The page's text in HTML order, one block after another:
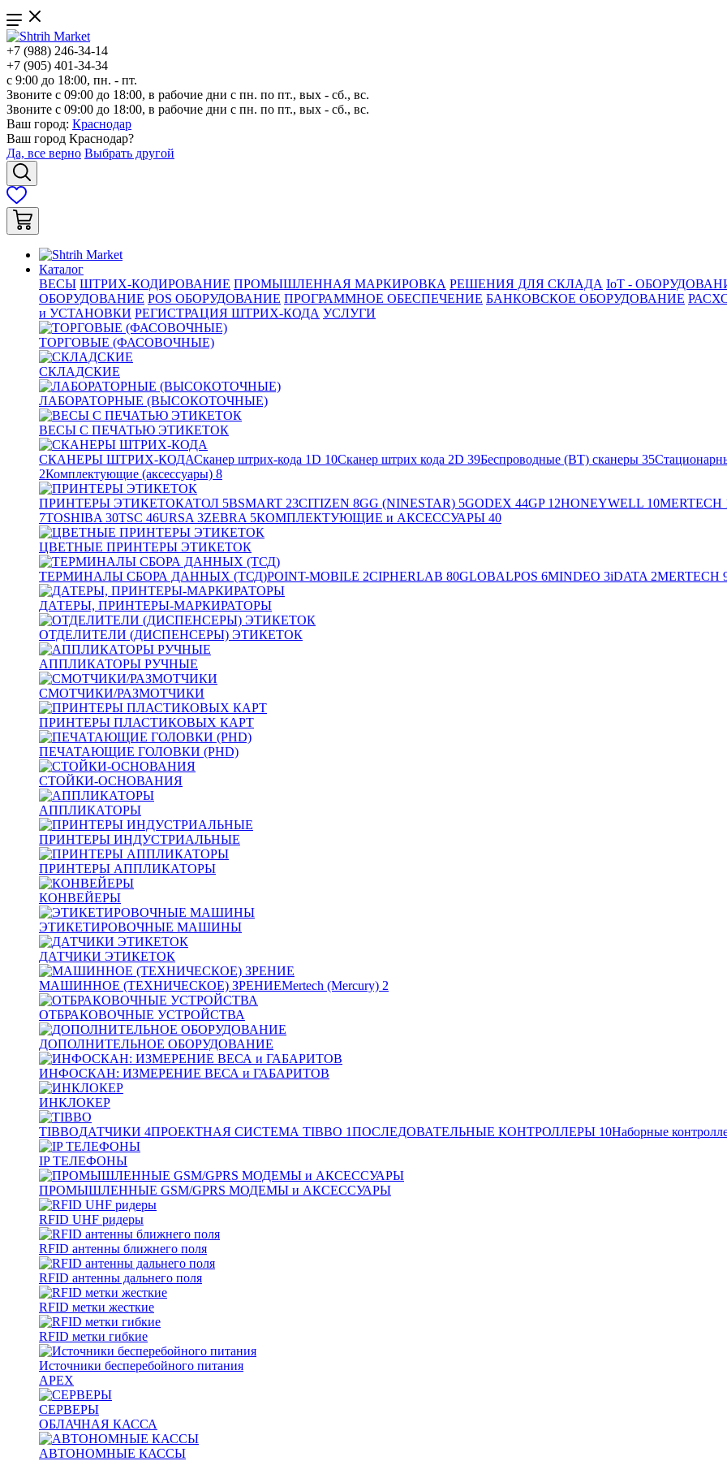
+7 (988) 246-34-14
+7 (905) 401-34-34
с 9:00 до 18:00, пн. - пт.
Звоните с 09:00 до 18:00, в рабочие дни с пн. по пт., вых - сб., вс.
Звоните с 09:00 до 18:00, в рабочие дни с пн. по пт., вых - сб., вс.
Ваш город: Краснодар
Ваш город Краснодар?
Да, все верно Выбрать другой
Каталог
ВЕСЫ ШТРИХ-КОДИРОВАНИЕ ПРОМЫШЛЕННАЯ МАРКИРОВКА РЕШЕНИЯ ДЛЯ СКЛАДА IoT -
ОБОРУДОВАНИЕ POS ОБОРУДОВАНИЕ ПРОГРАММНОЕ ОБЕСПЕЧЕНИЕ БАНКОВСКОЕ ОБОРУДОВАНИЕ
и УСТАНОВКИ РЕГИСТРАЦИЯ ШТРИХ-КОДА УСЛУГИ
ТОРГОВЫЕ (ФАСОВОЧНЫЕ)
СКЛАДСКИЕ
ЛАБОРАТОРНЫЕ (ВЫСОКОТОЧНЫЕ)
ВЕСЫ С ПЕЧАТЬЮ ЭТИКЕТОК
СКАНЕРЫ ШТРИХ-КОДАСканер штрих-кода 1D 10Сканер штрих кода 2D 39Беспроводные (BT) сканеры 35
2Комплектующие (аксессуары) 8
ПРИНТЕРЫ ЭТИКЕТОКАТОЛ 5BSMART 23CITIZEN 8GG (NINESTAR) 5GODEX 44GP12HONEYWELL 10MERTECH
7TOSHIBA 30TSC 46URSA 3ZEBRA 5КОМПЛЕКТУЮЩИЕ и АКСЕССУАРЫ 40
ЦВЕТНЫЕ ПРИНТЕРЫ ЭТИКЕТОК
ТЕРМИНАЛЫ СБОРА ДАННЫХ (ТСД)POINT-MOBILE 2CIPHERLAB 80GLOBALPOS 6MINDEO 3iDATA 2MERTECH
ДАТЕРЫ, ПРИНТЕРЫ-МАРКИРАТОРЫ
ОТДЕЛИТЕЛИ (ДИСПЕНСЕРЫ) ЭТИКЕТОК
АППЛИКАТОРЫ РУЧНЫЕ
СМОТЧИКИ/РАЗМОТЧИКИ
ПРИНТЕРЫ ПЛАСТИКОВЫХ КАРТ
ПЕЧАТАЮЩИЕ ГОЛОВКИ (PHD)
СТОЙКИ-ОСНОВАНИЯ
АППЛИКАТОРЫ
ПРИНТЕРЫ ИНДУСТРИАЛЬНЫЕ
ПРИНТЕРЫ АППЛИКАТОРЫ
КОНВЕЙЕРЫ
ЭТИКЕТИРОВОЧНЫЕ МАШИНЫ
ДАТЧИКИ ЭТИКЕТОК
МАШИННОЕ (ТЕХНИЧЕСКОЕ) ЗРЕНИЕMertech (Mercury) 2
ОТБРАКОВОЧНЫЕ УСТРОЙСТВА
ДОПОЛНИТЕЛЬНОЕ ОБОРУДОВАНИЕ
ИНФОСКАН: ИЗМЕРЕНИЕ ВЕСА и ГАБАРИТОВ
ИНКЛОКЕР
TIBBOДАТЧИКИ 4ПРОЕКТНАЯ СИСТЕМА TIBBO 1ПОСЛЕДОВАТЕЛЬНЫЕ КОНТРОЛЛЕРЫ 10Наборные
IP ТЕЛЕФОНЫ
ПРОМЫШЛЕННЫЕ GSM/GPRS МОДЕМЫ и АКСЕССУАРЫ
RFID UHF ридеры
RFID антенны ближнего поля
RFID антенны дальнего поля
RFID метки жесткие
RFID метки гибкие
Источники бесперебойного питания
APEX
СЕРВЕРЫ
ОБЛАЧНАЯ КАССА
АВТОНОМНЫЕ КАССЫ